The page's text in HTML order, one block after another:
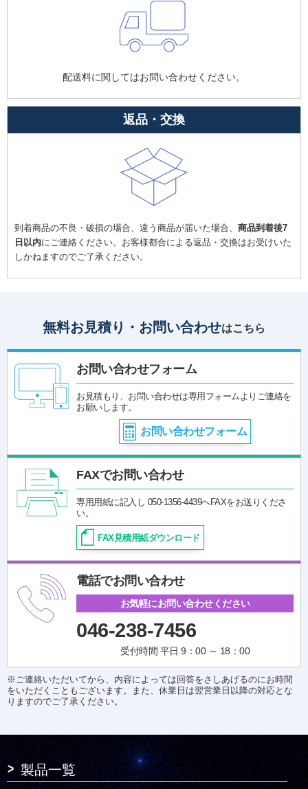
配送料に関してはお問い合わせください。
返品・交換
到着商品の不良・破損の場合、違う商品が届いた場合、 商品到着後7
日以内にご連絡ください。お客様都合による返品・交換はお受けいた
しかねますのでご了承ください。
無料お見積り・お問い合わせはこちら
お問い合わせフォーム
お見積もり、お問い合わせは専用フォームよりご連絡を
お願いします。
お問い合わせフォーム
FAXでお問い合わせ
専用用紙に記入し 050-1356-4439へFAXをお送りくださ
い。
FAX見積用紙ダウンロード
電話でお問い合わせ
お気軽にお問い合わせください
046-238-7456
受付時間 平日 9：00 ～ 18：00
※ご連絡いただいてから、内容によっては回答をさしあげるのにお時間
をいただくこともございます。また、休業日は翌営業日以降の対応とな
りますのでご了承ください。
製品一覧